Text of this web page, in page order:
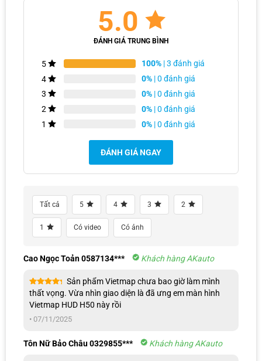
Giá màn hình hiển thị thông minh Vietmap HUD H50
bao nhiêu?
H50 niêm yết chi tiết như sau:
5.0
ĐÁNH GIÁ TRUNG BÌNH
5 100% | 3 đánh giá
4
0% | 0 đánh giá
3
0% | 0 đánh giá
2
0% | 0 đánh giá
1
0% | 0 đánh giá
ĐÁNH GIÁ NGAY
Tất cả 5 4 3 2
1 Có video Có ảnh
Cao Ngọc Toản 0587134*** Khách hàng AKauto
Được xếp
hạng 5 5
sao
Sản phẩm Vietmap chưa bao giờ làm mình
thất vọng. Vừa nhìn giao diện là đã ưng em màn hình
Vietmap HUD H50 này rồi
• 07/11/2025
Tôn Nữ Bảo Châu 0329855*** Khách hàng AKauto